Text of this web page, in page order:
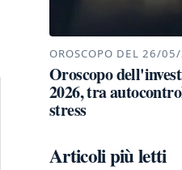
OROSCOPO DEL 26/
Oroscopo
2026, tra
stress
Articoli più letti